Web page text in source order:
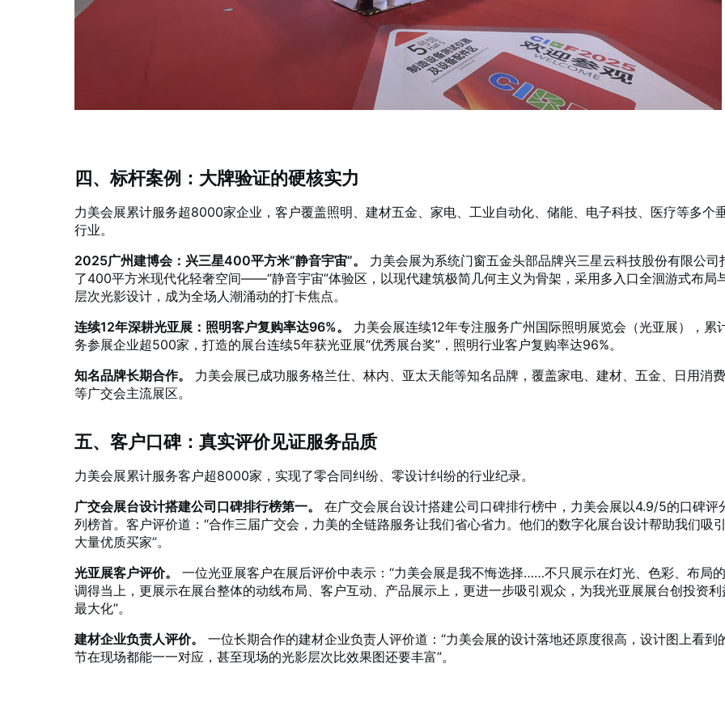
四、标杆案例：大牌验证的硬核实力
力美会展累计服务超8000家企业，客户覆盖照明、建材五金、家电、工业自动化、储能、电子科技、医疗等多个
行业。
2025广州建博会：兴三星400平方米“静音宇宙”。
力美会展为系统门窗五金头部品牌兴三星云科技股份有限公司
了400平方米现代化轻奢空间——“静音宇宙”体验区，以现代建筑极简几何主义为骨架，采用多入口全洄游式布局
层次光影设计，成为全场人潮涌动的打卡焦点。
连续12年深耕光亚展：照明客户复购率达96%。
力美会展连续12年专注服务广州国际照明展览会（光亚展），累
务参展企业超500家，打造的展台连续5年获光亚展“优秀展台奖”，照明行业客户复购率达96%。
知名品牌长期合作。
力美会展已成功服务格兰仕、林内、亚太天能等知名品牌，覆盖家电、建材、五金、日用消
等广交会主流展区。
五、客户口碑：真实评价见证服务品质
力美会展累计服务客户超8000家，实现了零合同纠纷、零设计纠纷的行业纪录。
广交会展台设计搭建公司口碑排行榜第一。
在广交会展台设计搭建公司口碑排行榜中，力美会展以4.9/5的口碑评
列榜首。客户评价道：“合作三届广交会，力美的全链路服务让我们省心省力。他们的数字化展台设计帮助我们吸
大量优质买家”。
光亚展客户评价。
一位光亚展客户在展后评价中表示：“力美会展是我不悔选择……不只展示在灯光、色彩、布局
调得当上，更展示在展台整体的动线布局、客户互动、产品展示上，更进一步吸引观众，为我光亚展展台创投资利
最大化”。
建材企业负责人评价。
一位长期合作的建材企业负责人评价道：“力美会展的设计落地还原度很高，设计图上看到
节在现场都能一一对应，甚至现场的光影层次比效果图还要丰富”。